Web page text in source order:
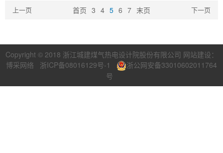
首页
上一页 3 4 5 6 7 下一页
末页
Copyright © 2018 浙江城建煤气热电设计院股份有限公司 网站建设：
博采网络
浙ICP备08016129号-1
浙公网安备33010602011764
号